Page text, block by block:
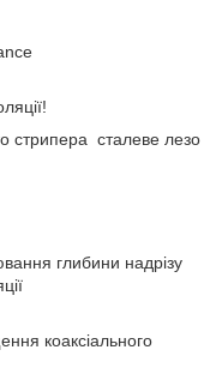
стрипера сталеве лезо
глибини надрізу
коаксіального